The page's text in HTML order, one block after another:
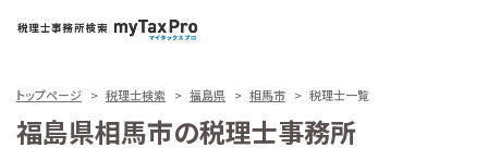
トップページ 税理士検索 福島県 相馬市 税理士一覧
福島県相馬市の税理士事務所